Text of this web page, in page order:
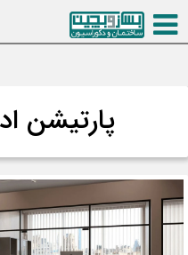
پارتیشن